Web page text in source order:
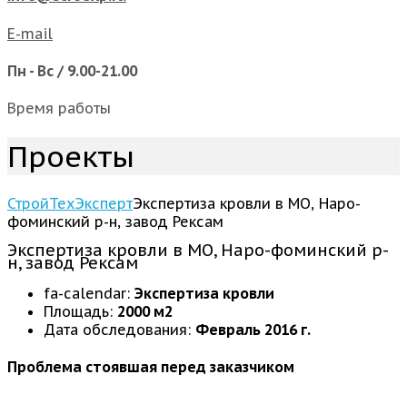
E-mail
Пн - Вс / 9.00-21.00
Время работы
Проекты
СтройТехЭкспертЭкспертиза кровли в МО, Наро-
фоминский р-н, завод Рексам
Экспертиза кровли в МО, Наро-фоминский р-
н, завод Рексам
fa-calendar: Экспертиза кровли
Площадь: 2000 м2
Дата обследования: Февраль 2016 г.
Проблема стоявшая перед заказчиком